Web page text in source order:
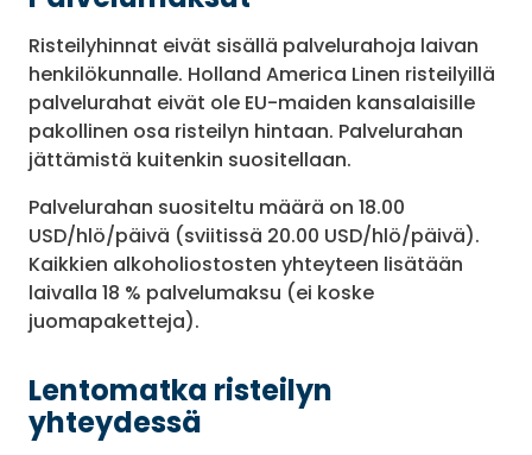
Risteilyhinnat eivät sisällä palvelurahoja laivan
henkilökunnalle. Holland America Linen risteilyillä
palvelurahat eivät ole EU-maiden kansalaisille
pakollinen osa risteilyn hintaan. Palvelurahan
jättämistä kuitenkin suositellaan.
Palvelurahan suositeltu määrä on 18.00
USD/hlö/päivä (sviitissä 20.00 USD/hlö/päivä).
Kaikkien alkoholiostosten yhteyteen lisätään
laivalla 18 % palvelumaksu (ei koske
juomapaketteja).
Lentomatka risteilyn
yhteydessä